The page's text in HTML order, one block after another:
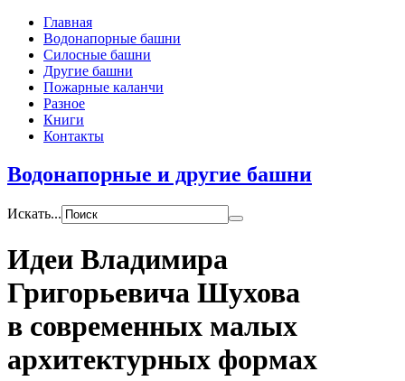
Главная
Водонапорные башни
Силосные башни
Другие башни
Пожарные каланчи
Разное
Книги
Контакты
Водонапорные и другие башни
Искать...
Идеи Владимира
Григорьевича Шухова
в современных малых
архитектурных формах